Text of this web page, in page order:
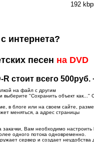
192
интернета?
песен на DVD
стоит всего 500руб.
на файл с другим
"Сохранить объект как..."
в блоге или на своем сайте,
меняться, а адрес страницы
Вам необходимо
одного потока одновременно.
сервер и создает неудобства